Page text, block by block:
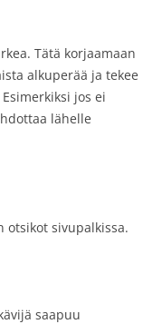
Tätä korjaamaan
alkuperää ja tekee
jos ei
lähelle
sivupalkissa.
saapuu